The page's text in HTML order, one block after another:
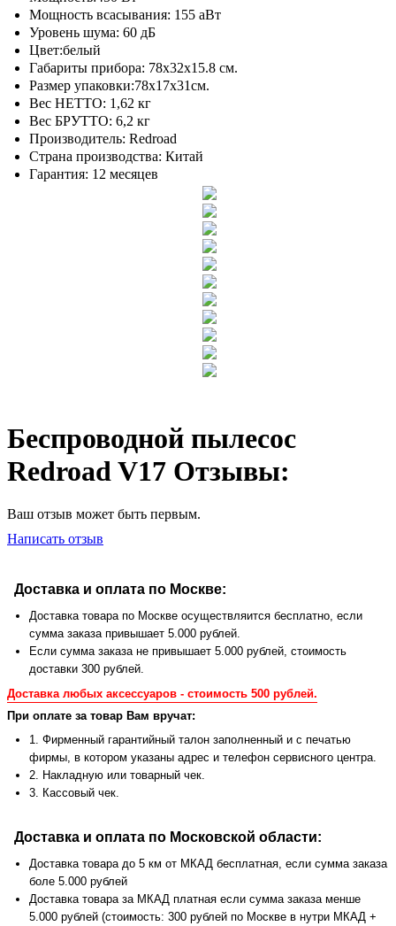
Мощность всасывания: 155 аВт
Уровень шума: 60 дБ
Цвет:белый
Габариты прибора: 78х32х15.8 см.
Размер упаковки:78х17х31см.
Вес НЕТТО: 1,62 кг
Вес БРУТТО: 6,2 кг
Производитель: Redroad
Страна производства: Китай
Гарантия: 12 месяцев
Беспроводной пылесос
Redroad V17 Отзывы:
Ваш отзыв может быть первым.
Написать отзыв
Доставка и оплата по Москве:
Доставка товара по Москве осуществляится бесплатно, если
сумма заказа привышает 5.000 рублей.
Если сумма заказа не привышает 5.000 рублей, стоимость
доставки 300 рублей.
Доставка любых аксессуаров - стоимость 500 рублей.
При оплате за товар Вам вручат:
1. Фирменный гарантийный талон заполненный и с печатью
фирмы, в котором указаны адрес и телефон сервисного центра.
2. Накладную или товарный чек.
3. Кассовый чек.
Доставка и оплата по Московской области:
Доставка товара до 5 км от МКАД бесплатная, если сумма заказа
боле 5.000 рублей
Доставка товара за МКАД платная если сумма заказа менше
5.000 рублей (стоимость: 300 рублей по Москве в нутри МКАД +